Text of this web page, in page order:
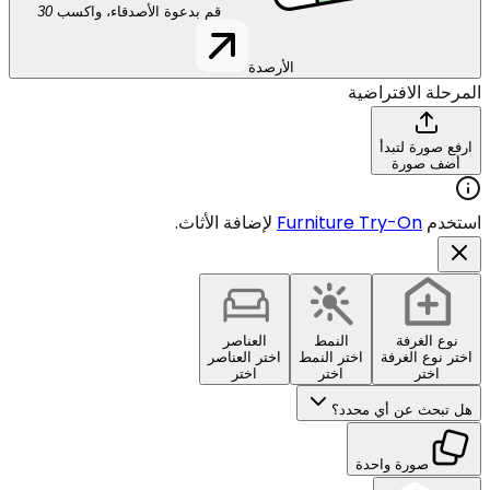
قم بدعوة الأصدقاء، واكسب 30
الأرصدة
المرحلة الافتراضية
ارفع صورة لتبدأ
أضف صورة
استخدم Furniture Try-On لإضافة الأثاث.
نوع الغرفة
اختر نوع الغرفة
اختر
النمط
اختر النمط
اختر
العناصر
اختر العناصر
اختر
هل تبحث عن أي محدد؟
صورة واحدة